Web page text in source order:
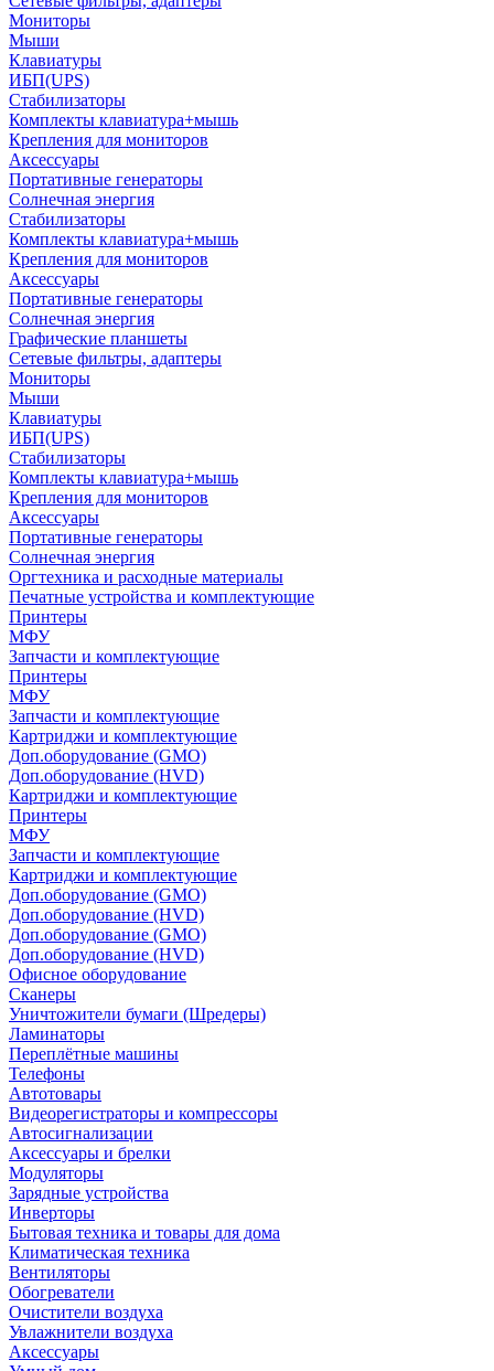
Мониторы
Мыши
Клавиатуры
ИБП(UPS)
Стабилизаторы
Комплекты клавиатура+мышь
Крепления для мониторов
Аксессуары
Портативные генераторы
Солнечная энергия
Стабилизаторы
Комплекты клавиатура+мышь
Крепления для мониторов
Аксессуары
Портативные генераторы
Солнечная энергия
Графические планшеты
Сетевые фильтры, адаптеры
Мониторы
Мыши
Клавиатуры
ИБП(UPS)
Стабилизаторы
Комплекты клавиатура+мышь
Крепления для мониторов
Аксессуары
Портативные генераторы
Солнечная энергия
Оргтехника и расходные материалы
Печатные устройства и комплектующие
Принтеры
МФУ
Запчасти и комплектующие
Принтеры
МФУ
Запчасти и комплектующие
Картриджи и комплектующие
Доп.оборудование (GMO)
Доп.оборудование (HVD)
Картриджи и комплектующие
Принтеры
МФУ
Запчасти и комплектующие
Картриджи и комплектующие
Доп.оборудование (GMO)
Доп.оборудование (HVD)
Доп.оборудование (GMO)
Доп.оборудование (HVD)
Офисное оборудование
Сканеры
Уничтожители бумаги (Шредеры)
Ламинаторы
Переплётные машины
Телефоны
Автотовары
Видеорегистраторы и компрессоры
Автосигнализации
Аксессуары и брелки
Модуляторы
Зарядные устройства
Инверторы
Бытовая техника и товары для дома
Климатическая техника
Вентиляторы
Обогреватели
Очистители воздуха
Увлажнители воздуха
Аксессуары